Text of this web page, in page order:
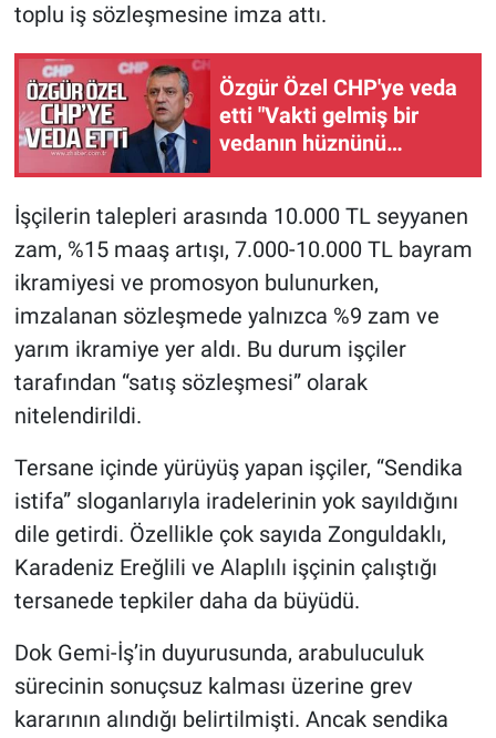
toplu iş sözleşmesine imza attı.
Özgür Özel CHP'ye veda
etti "Vakti gelmiş bir
vedanın hüznünü
İşçilerin talepleri arasında 10.000 TL seyyanen
zam, %15 maaş artışı, 7.000-10.000 TL bayram
ikramiyesi ve promosyon bulunurken,
imzalanan sözleşmede yalnızca %9 zam ve
yarım ikramiye yer aldı. Bu durum işçiler
tarafından “satış sözleşmesi” olarak
nitelendirildi.
Tersane içinde yürüyüş yapan işçiler, “Sendika
istifa” sloganlarıyla iradelerinin yok sayıldığını
dile getirdi. Özellikle çok sayıda Zonguldaklı,
Karadeniz Ereğlili ve Alaplılı işçinin çalıştığı
tersanede tepkiler daha da büyüdü.
Dok Gemi-İş’in duyurusunda, arabuluculuk
sürecinin sonuçsuz kalması üzerine grev
kararının alındığı belirtilmişti. Ancak sendika